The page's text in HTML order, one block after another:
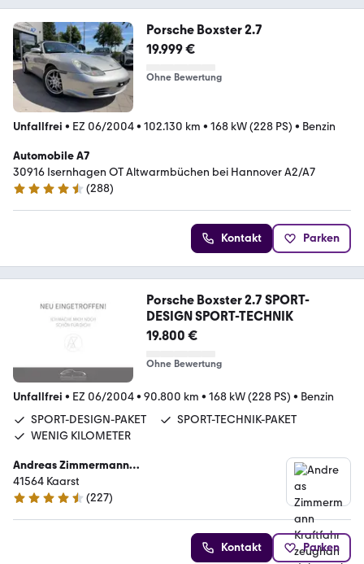
Porsche Boxster 2.7
19.999 €
Ohne Bewertung
Unfallfrei • EZ 06/2004• 102.130 km • 168 kW (228 PS) • Benzin
Automobile A7
30916 Isernhagen OT Altwarmbüchen bei Hannover A2/A7
4.7 Sterne
(288)
Kontakt Parken
Porsche Boxster 2.7 SPORT-
DESIGN SPORT-TECHNIK
19.800 €
Ohne Bewertung
Unfallfrei • EZ 06/2004• 90.800 km • 168 kW (228 PS) • Benzin
SPORT-DESIGN-PAKET
SPORT-TECHNIK-PAKET
WENIG KILOMETER
Andreas Zimmermann
Kraftfahrzeughandelsgesellschaft mbH
41564 Kaarst
4.4 Sterne
(227)
Kontakt Parken